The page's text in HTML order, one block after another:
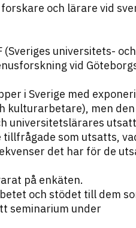
och lärare vid
(Sveriges universitets- och
vid
i Sverige med
kulturarbetare), men
universitetslärares
som utsatts,
det har för de
på enkäten.
och stödet till dem
seminarium under